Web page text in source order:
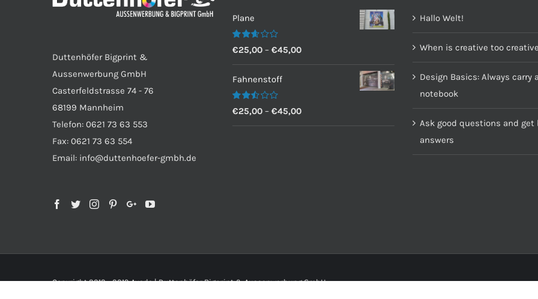
Duttenhöfer Bigprint &
Aussenwerbung GmbH
Casterfeldstrasse 74 - 76
68199 Mannheim
Telefon: 0621 73 63 553
Fax: 0621 73 63 554
Email: info@duttenhoefer-gmbh.de
Plane
Bewertet
2.60
von 5
€25,00 – €45,00
Fahnenstoff
Bewertet
2.50
€25,00 – €45,00
Hallo Welt!
When is creative too
Design Basics: Always carry a
notebook
Ask good questions and get
answers
Copyright 2012 - 2019 Avada | Duttenhöfer Bigprint & Aussenwerbung GmbH